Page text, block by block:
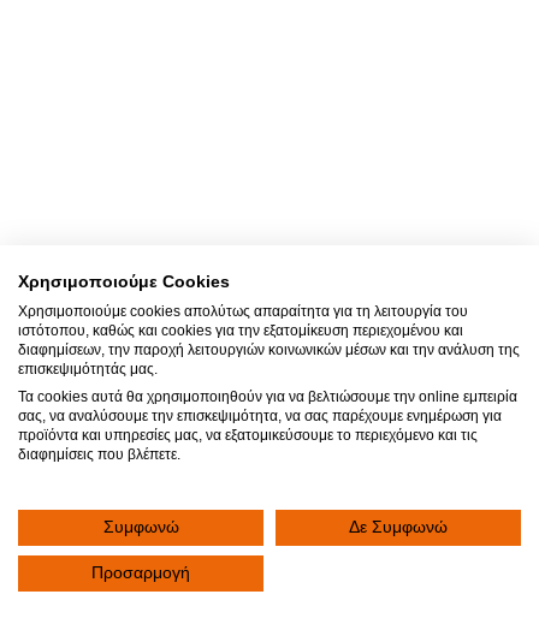
Χρησιμοποιούμε Cookies
Χρησιμοποιούμε cookies απολύτως απαραίτητα για τη λειτουργία του
ιστότοπου, καθώς και cookies για την εξατομίκευση περιεχομένου και
διαφημίσεων, την παροχή λειτουργιών κοινωνικών μέσων και την ανάλυση της
επισκεψιμότητάς μας.
Τα cookies αυτά θα χρησιμοποιηθούν για να βελτιώσουμε την online εμπειρία
σας, να αναλύσουμε την επισκεψιμότητα, να σας παρέχουμε ενημέρωση για
προϊόντα και υπηρεσίες μας, να εξατομικεύσουμε το περιεχόμενο και τις
διαφημίσεις που βλέπετε.
Συμφωνώ Δε Συμφωνώ
Προσαρμογή